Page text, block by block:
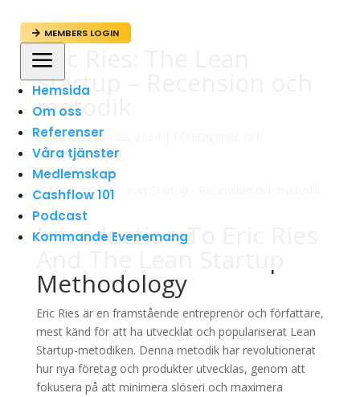
 MEMBERS LOGIN
a
Hemsida
Om oss
Referenser
Våra tjänster
Medlemskap
Cashflow 101
Podcast
Kommande Evenemang
Eric Ries: The Lean
Startup – Recension och
metodik
avadmin|jun 22, 2024
Entreprenörskap
Introduction To Eric Ries
Methodology
Eric Ries är en framstående entreprenör och författare,
mest känd för att ha utvecklat och populariserat Lean
Startup-metodiken. Denna metodik har revolutionerat
hur nya företag och produkter utvecklas, genom att
fokusera på att minimera slöseri och maximera